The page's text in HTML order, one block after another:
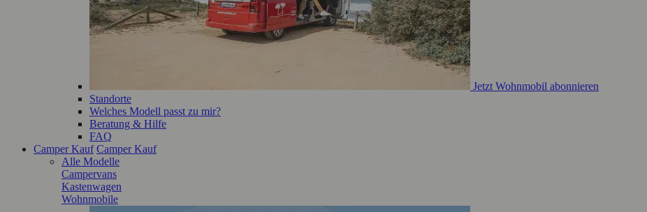
Jetzt Wohnmobil abonnieren
Standorte
Welches Modell passt zu mir?
Beratung & Hilfe
FAQ
Camper Kauf Camper Kauf
Alle Modelle
Campervans
Kastenwagen
Wohnmobile